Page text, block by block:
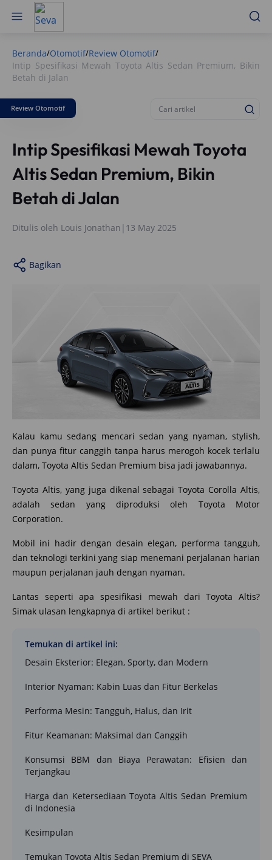
Beranda/Otomotif/Review Otomotif/
Intip Spesifikasi Mewah Toyota Altis Sedan Premium, Bikin
Betah di Jalan
Review Otomotif
Intip Spesifikasi Mewah Toyota
Altis Sedan Premium, Bikin
Betah di Jalan
Ditulis oleh Louis Jonathan | 13 May 2025
Bagikan
Kalau kamu sedang mencari sedan yang nyaman, stylish,
dan punya fitur canggih tanpa harus merogoh kocek terlalu
dalam, Toyota Altis Sedan Premium bisa jadi jawabannya.
Toyota Altis, yang juga dikenal sebagai Toyota Corolla Altis,
adalah sedan yang diproduksi oleh Toyota Motor
Corporation.
Mobil ini hadir dengan desain elegan, performa tangguh,
dan teknologi terkini yang siap menemani perjalanan harian
maupun perjalanan jauh dengan nyaman.
Lantas seperti apa spesifikasi mewah dari Toyota Altis?
Simak ulasan lengkapnya di artikel berikut :
Temukan di artikel ini:
Desain Eksterior: Elegan, Sporty, dan Modern
Interior Nyaman: Kabin Luas dan Fitur Berkelas
Performa Mesin: Tangguh, Halus, dan Irit
Fitur Keamanan: Maksimal dan Canggih
Konsumsi BBM dan Biaya Perawatan: Efisien dan
Terjangkau
Harga dan Ketersediaan Toyota Altis Sedan Premium
di Indonesia
Kesimpulan
Temukan Toyota Altis Sedan Premium di SEVA